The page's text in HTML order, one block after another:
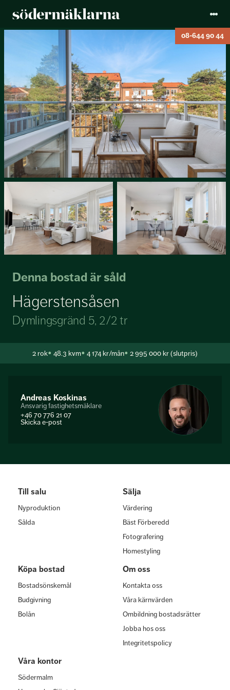
08-644 90 44
Denna bostad är såld
Dymlingsgränd 5, 2/2 tr
Hägerstensåsen
2rok 48.3 kvm 4 174 kr/mån 2 995 000 kr (slutpris)
Andreas Koskinas
Ansvarig fastighetsmäklare
+46 70 776 21 07
Skicka e-post
Till salu
Nyproduktion
Sålda
Sälja
Värdering
Bäst Förberedd
Fotografering
Homestyling
Köpa bostad
Bostadsönskemål
Budgivning
Bolån
Om oss
Kontakta oss
Våra kärnvärden
Ombildning bostadsrätter
Jobba hos oss
Integritetspolicy
Våra kontor
Södermalm